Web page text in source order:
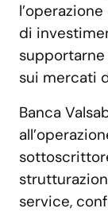
di
sui mercati
Banca
service,